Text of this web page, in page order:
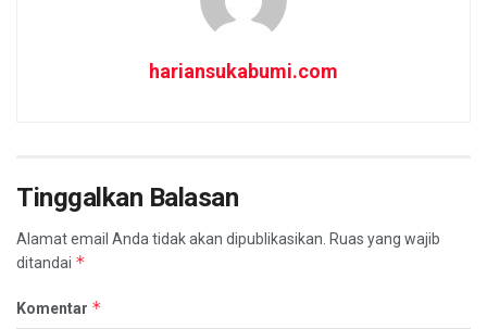
hariansukabumi.com
Tinggalkan Balasan
Alamat email Anda tidak akan dipublikasikan. Ruas yang wajib
ditandai *
Komentar *